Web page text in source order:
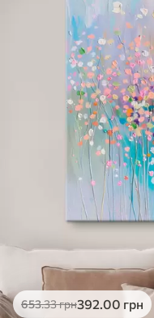
653.33грн392.00 грн